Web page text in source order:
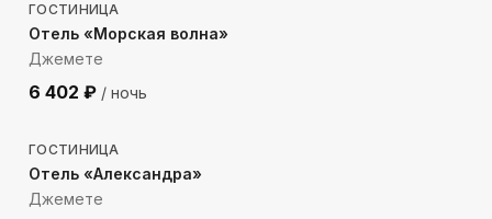
ГОСТИНИЦА
Отель «Морская волна»
Джемете
6 402 ₽ / ночь
398м до моря
ГОСТИНИЦА
Отель «Александра»
Джемете